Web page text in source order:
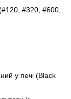
#320, #600,
у печі (Black